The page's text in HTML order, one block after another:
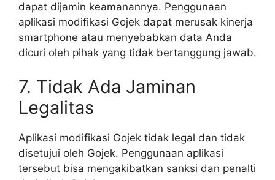
dapat dijamin keamanannya. Penggunaan
aplikasi modifikasi Gojek dapat merusak kinerja
smartphone atau menyebabkan data Anda
dicuri oleh pihak yang tidak bertanggung jawab.
7. Tidak Ada Jaminan
Legalitas
Aplikasi modifikasi Gojek tidak legal dan tidak
disetujui oleh Gojek. Penggunaan aplikasi
tersebut bisa mengakibatkan sanksi dan penalti